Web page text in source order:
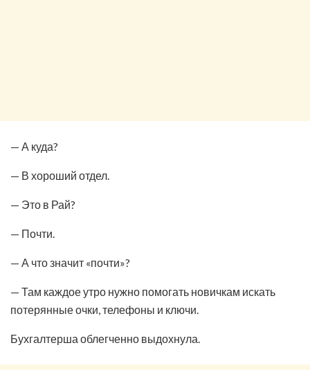
— А куда?
— В хороший отдел.
— Это в Рай?
— Почти.
— А что значит «почти»?
— Там каждое утро нужно помогать новичкам искать
потерянные очки, телефоны и ключи.
Бухгалтерша облегченно выдохнула.